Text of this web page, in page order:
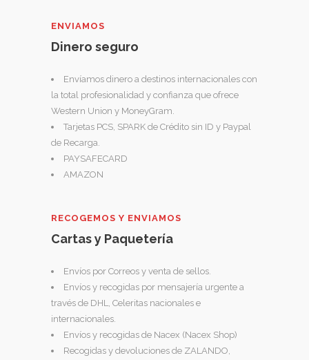
ENVIAMOS
Dinero seguro
Envíamos dinero a destinos internacionales con
la total profesionalidad y confianza que ofrece
Western Union y MoneyGram.
Tarjetas PCS, SPARK de Crédito sin ID y Paypal
de Recarga.
PAYSAFECARD
AMAZON
RECOGEMOS Y ENVIAMOS
Cartas y Paquetería
Envíos por Correos y venta de sellos.
Envíos y recogidas por mensajería urgente a
través de DHL, Celeritas nacionales e
internacionales.
Envíos y recogidas de Nacex (Nacex Shop)
Recogidas y devoluciones de ZALANDO,